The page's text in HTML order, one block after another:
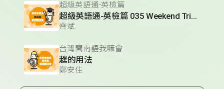
超級英語通-英檢篇
超級英語通-英檢篇 035 Weekend Trip- 週末旅遊
齊斌
台灣閩南語我嘛會
趖的用法
鄭安住